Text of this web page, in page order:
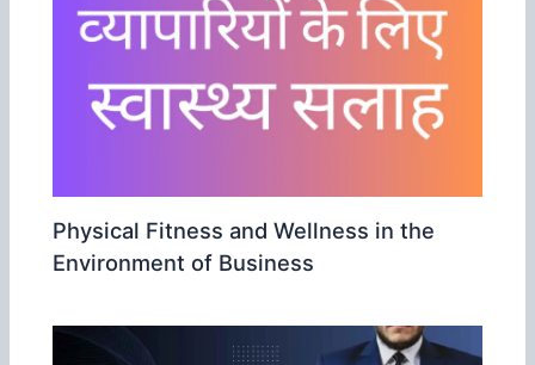
Physical Fitness and Wellness in the
Environment of Business